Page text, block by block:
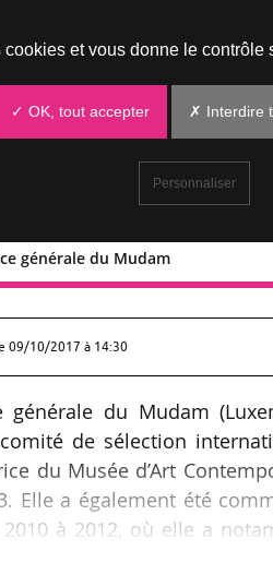
générale du Mudam
directrice générale
09/10/2017 à 14:30
du Mudam
de sélection
du Musée d’Art
Elle a également été
à 2012, où elle a
et vous donne le contrôle
✓ OK, tout accepter ✗ Interdire
Personnaliser